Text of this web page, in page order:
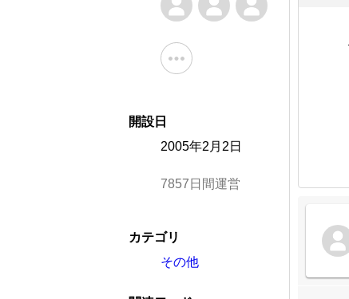
開設日
2005年2月2日
7857日間運営
カテゴリ
その他